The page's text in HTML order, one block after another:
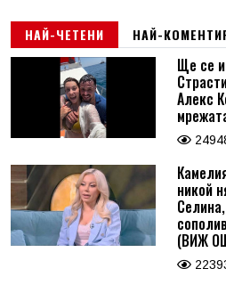
НАЙ-ЧЕТЕНИ НАЙ-
Ще се
Алекс
никой
(ВИЖ